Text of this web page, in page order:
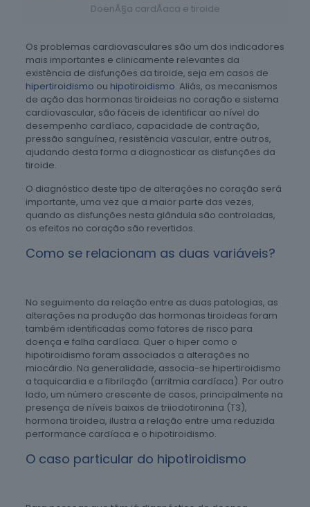
DoenÃ§a cardÃ­aca e tiroide
Os problemas cardiovasculares são um dos indicadores
mais importantes e clinicamente relevantes da
existência de disfunções da tiroide, seja em casos de
hipertiroidismo ou hipotiroidismo. Aliás, os mecanismos
de ação das hormonas tiroideias no coração e sistema
cardiovascular, são fáceis de identificar ao nível do
desempenho cardíaco, capacidade de contração,
pressão sanguínea, resistência vascular, entre outros,
ajudando desta forma a diagnosticar as disfunções da
tiroide.
O diagnóstico deste tipo de alterações no coração será
importante, uma vez que a maior parte das vezes,
quando as disfunções nesta glândula são controladas,
os efeitos no coração são revertidos.
Como se relacionam as duas variáveis?
No seguimento da relação entre as duas patologias, as
alterações na produção das hormonas tiroideas foram
também identificadas como fatores de risco para
doença e falha cardíaca. Quer o hiper como o
hipotiroidismo foram associados a alterações no
miocárdio. Na generalidade, associa-se hipertiroidismo
a taquicardia e a fibrilação (arritmia cardíaca). Por outro
lado, um número crescente de casos, principalmente na
presença de níveis baixos de triiodotironina (T3),
hormona tiroidea, ilustra a relação entre uma reduzida
performance cardíaca e o hipotiroidismo.
O caso particular do hipotiroidismo